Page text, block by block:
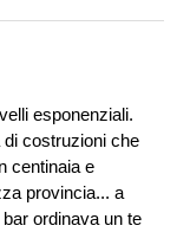
esponenziali.
costruzioni che
centinaia e
provincia... a
ordinava un te